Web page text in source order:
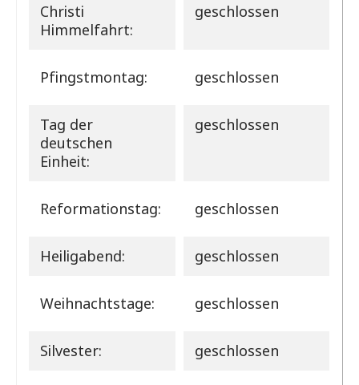
Christi
Himmelfahrt:
geschlossen
Pfingstmontag: geschlossen
Tag der
deutschen
Einheit:
geschlossen
Reformationstag: geschlossen
Heiligabend: geschlossen
Weihnachtstage: geschlossen
Silvester: geschlossen